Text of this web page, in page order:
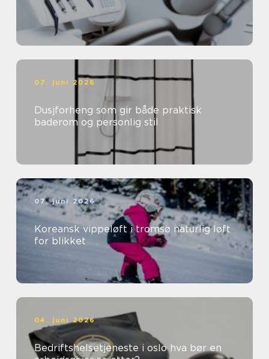
07. juni 2026
Dusjforheng som gir både praktisk
baderom og personlig stil
07. juni 2026
Koreansk vippeløft i tromsø naturlig løft
for blikket
04. juni 2026
Bedriftshelsetjeneste i oslo hva bør en